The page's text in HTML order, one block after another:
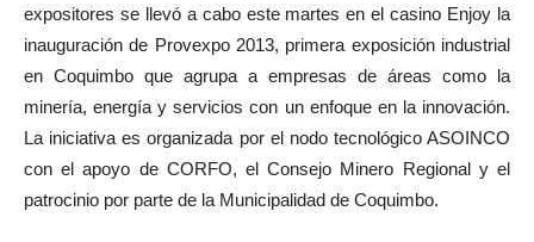
expositores se llevó a cabo este martes en el casino Enjoy la
inauguración de Provexpo 2013, primera exposición industrial
en Coquimbo que agrupa a empresas de áreas como la
minería, energía y servicios con un enfoque en la innovación.
La iniciativa es organizada por el nodo tecnológico ASOINCO
con el apoyo de CORFO, el Consejo Minero Regional y el
patrocinio por parte de la Municipalidad de Coquimbo.